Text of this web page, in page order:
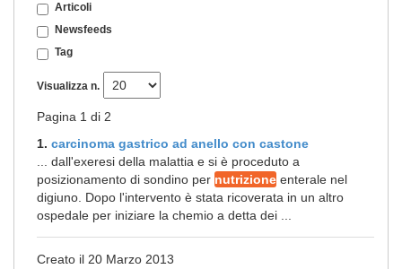
Articoli
Newsfeeds
Tag
Visualizza n.
Pagina 1 di 2
1. carcinoma gastrico ad anello con castone
... dall'exeresi della malattia e si è proceduto a
posizionamento di sondino per nutrizione enterale nel
digiuno. Dopo l'intervento è stata ricoverata in un altro
ospedale per iniziare la chemio a detta dei ...
Creato il 20 Marzo 2013